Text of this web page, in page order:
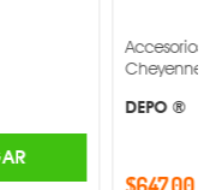
Accesorios Depo
Cheyenne 2003